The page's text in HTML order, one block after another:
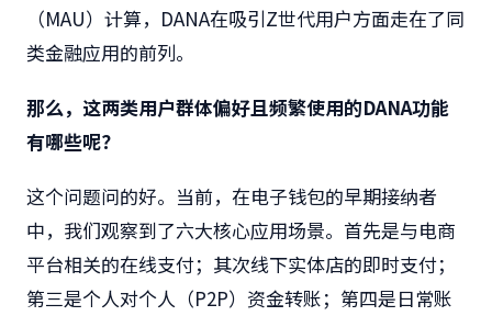
（MAU）计算，DANA在吸引Z世代用户方面走在了同
类金融应用的前列。
那么，这两类用户群体偏好且频繁使用的DANA功能
有哪些呢？
这个问题问的好。当前，在电子钱包的早期接纳者
中，我们观察到了六大核心应用场景。首先是与电商
平台相关的在线支付；其次线下实体店的即时支付；
第三是个人对个人（P2P）资金转账；第四是日常账